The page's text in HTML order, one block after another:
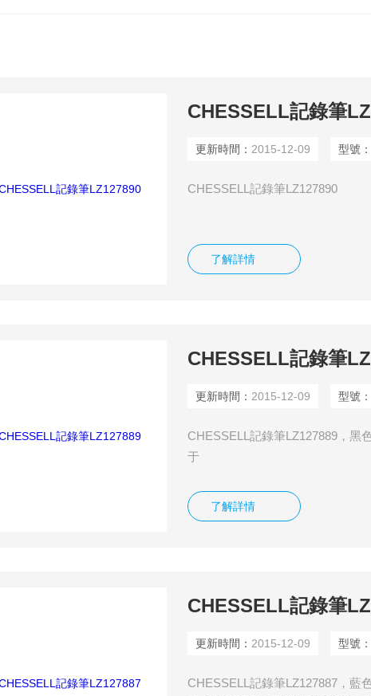
CHESSELL記錄筆
更新時間： 2015-12-09 型號：
CHESSELL記錄筆LZ127890
了解詳情
CHESSELL記錄筆
更新時間： 2015-12-09 型號：
CHESSELL記錄筆LZ127889，黑
于
了解詳情
CHESSELL記錄筆
更新時間： 2015-12-09 型號：
CHESSELL記錄筆LZ127887，藍